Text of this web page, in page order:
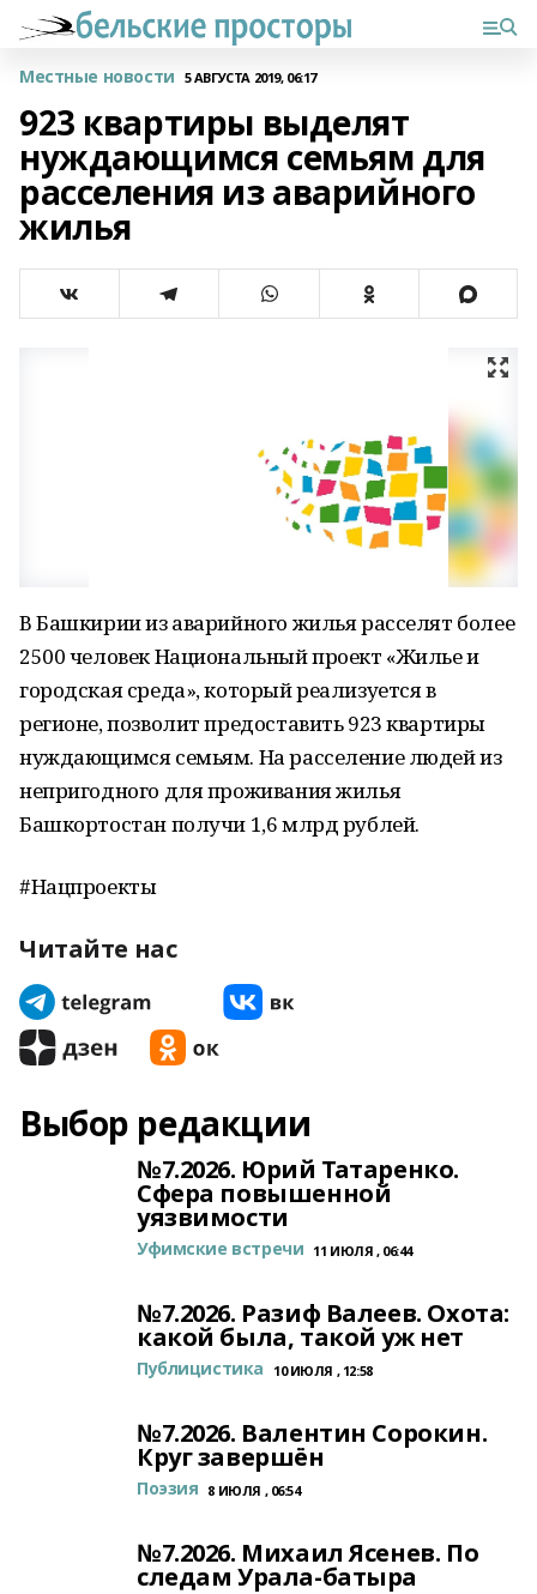
Местные новости 5 АВГУСТА 2019, 06:17
923 квартиры выделят
нуждающимся семьям для
расселения из аварийного
жилья
В Башкирии из аварийного жилья расселят более
2500 человек Национальный проект «Жилье и
городская среда», который реализуется в
регионе, позволит предоставить 923 квартиры
нуждающимся семьям. На расселение людей из
непригодного для проживания жилья
Башкортостан получи 1,6 млрд рублей.
#Нацпроекты
Читайте нас
Выбор редакции
№7.2026. Юрий Татаренко.
Сфера повышенной
уязвимости
Уфимские встречи 11 ИЮЛЯ , 06:44
№7.2026. Разиф Валеев. Охота:
какой была, такой уж нет
Публицистика 10 ИЮЛЯ , 12:58
№7.2026. Валентин Сорокин.
Круг завершён
Поэзия 8 ИЮЛЯ , 06:54
№7.2026. Михаил Ясенев. По
следам Урала-батыра